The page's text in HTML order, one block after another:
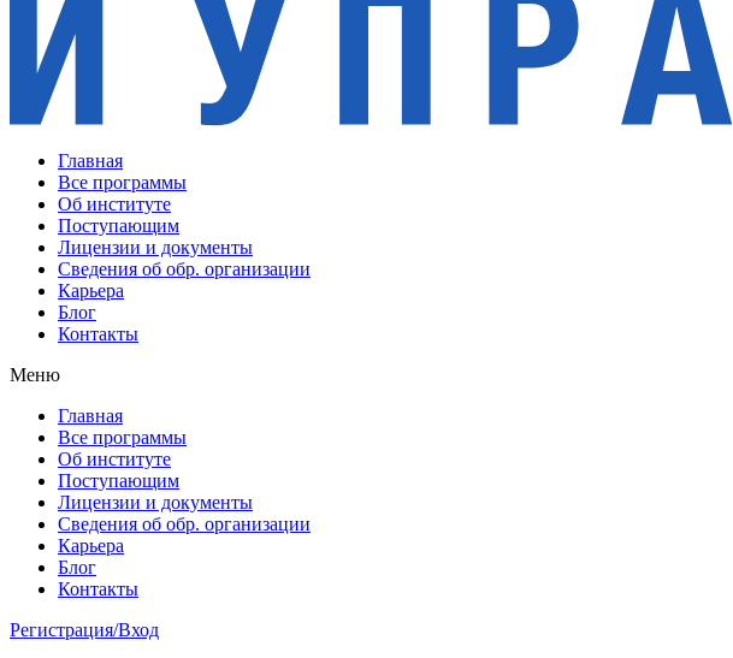
Главная
Все программы
Об институте
Поступающим
Лицензии и документы
Сведения об обр. организации
Карьера
Блог
Контакты
Меню
Главная
Все программы
Об институте
Поступающим
Лицензии и документы
Сведения об обр. организации
Карьера
Блог
Контакты
Регистрация/Вход